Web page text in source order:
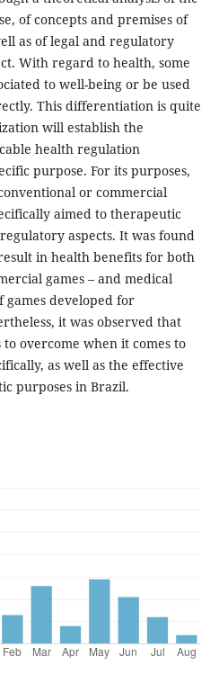
of concepts and premises of
as of legal and regulatory
With regard to health, some
to well-being or be used
This differentiation is quite
will establish the
health regulation
purpose. For its purposes,
or commercial
aimed to therapeutic
aspects. It was found
in health benefits for both
games – and medical
games developed for
it was observed that
overcome when it comes to
as well as the effective
purposes in Brazil.